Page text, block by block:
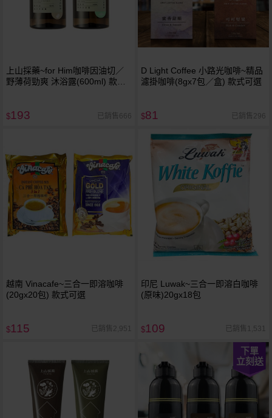
上山採藥~for Him咖啡因油切／
野薄荷勁爽 沐浴露(600ml) 款式
$193 已銷售666
D Light Coffee 小路光咖啡~精品
濾掛咖啡(8gx7包／盒) 款式可選
$81 已銷售296
越南 Vinacafe~三合一即溶咖啡
(20gx20包) 款式可選
$115 已銷售2,951
印尼 Luwak~三合一即溶白咖啡
(原味)20gx18包
$109 已銷售1,531
下單
立刻送